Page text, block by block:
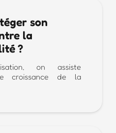
son
la
?
on assiste
croissance de la